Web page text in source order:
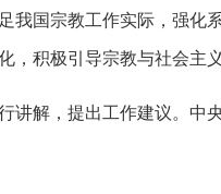
国宗教工作实际，强化
积极引导宗教与社会主
解，提出工作建议。中